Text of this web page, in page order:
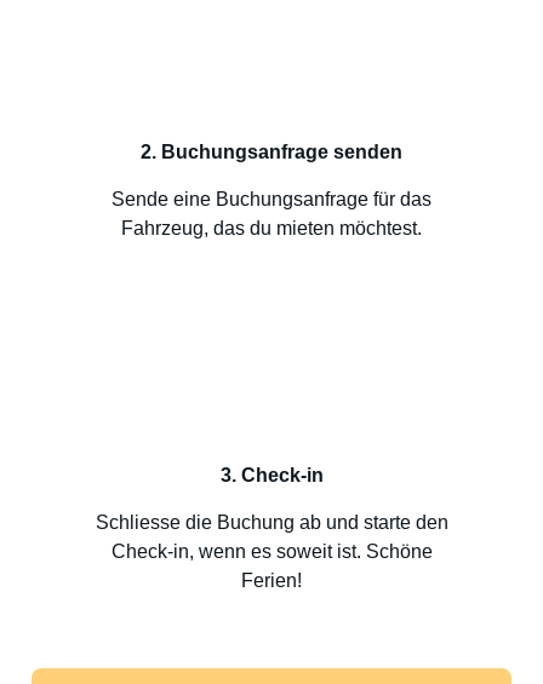
2. Buchungsanfrage senden
Sende eine Buchungsanfrage für das
Fahrzeug, das du mieten möchtest.
3. Check-in
Schliesse die Buchung ab und starte den
Check-in, wenn es soweit ist. Schöne
Ferien!